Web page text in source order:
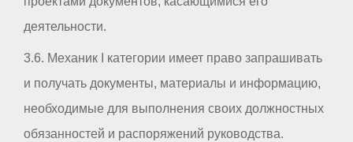
деятельности.
3.6. Механик I категории имеет право запрашивать
и получать документы, материалы и информацию,
необходимые для выполнения своих должностных
обязанностей и распоряжений руководства.